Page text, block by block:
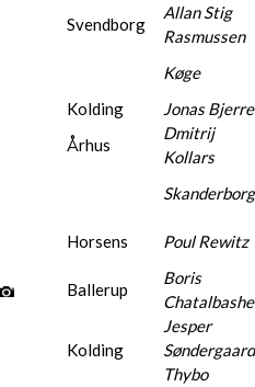
Svendborg
Allan Stig
Rasmussen
Køge
Kolding
Jonas Bjerre
Århus
Dmitrij
Kollars
Skanderborg
Horsens
Poul Rewitz
Ballerup
Boris
Kolding
Jesper
Søndergaard
Thybo